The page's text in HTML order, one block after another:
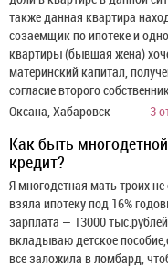
также данная квартира
созаемщик по ипотеке и
квартиры (бывшая жена)
материнский капитал,
согласие второго
Оксана, Хабаровск
3
Как быть
кредит?
Я многодетная мать троих
взяла ипотеку под 16%
зарплата — 13000
вкладываю детское
все заложила в ломбард,